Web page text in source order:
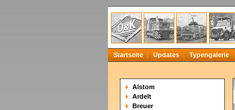
Startseite Updates Typengalerie
Alstom
Ardelt
Breuer